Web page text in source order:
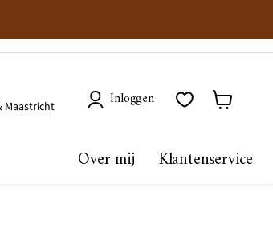
Maastricht
Inloggen
Over mij Klantenservice